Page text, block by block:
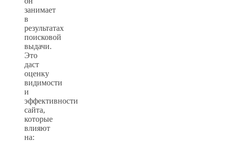
занимает
в
результатах
поисковой
выдачи.
Это
даст
оценку
видимости
и
эффективности
сайта,
которые
влияют
на: